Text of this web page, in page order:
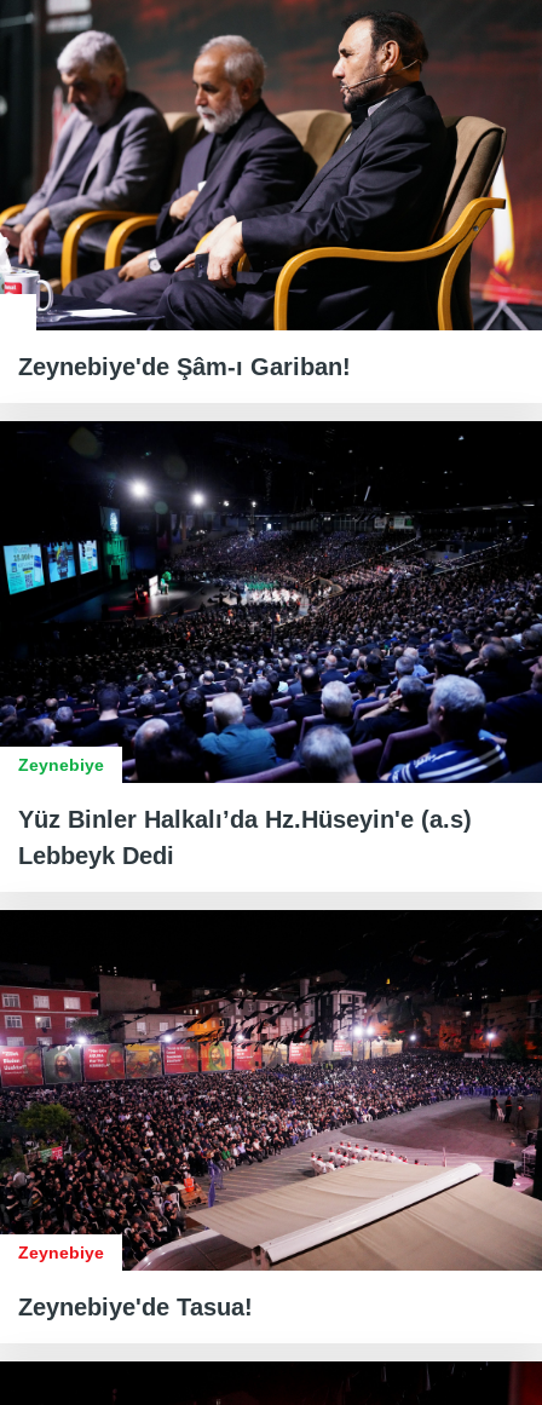
Zeynebiye'de Şâm-ı Gariban!
Zeynebiye
Yüz Binler Halkalı’da Hz.Hüseyin'e (a.s)
Lebbeyk Dedi
Zeynebiye
Zeynebiye'de Tasua!